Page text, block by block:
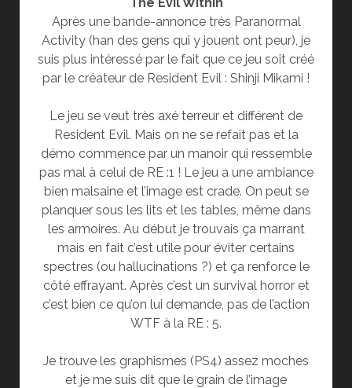
Après une bande-annonce très Paranormal
Activity (han des gens qui y jouent ont peur), je
suis plus intéressé par le fait que ce jeu soit créé
par le créateur de Resident Evil : Shinji Mikami !
Le jeu se veut très axé terreur et différent de
Resident Evil. Mais on ne se refait pas et la
démo commence par un manoir qui ressemble
pas mal à celui de RE :1 ! Le jeu a une ambiance
bien malsaine et l’image est crade. On peut se
planquer sous les lits et les tables, même dans
les armoires. Au début je trouvais ça marrant
mais en fait c’est utile pour éviter certains
spectres (ou hallucinations ?) et ça renforce le
côté effrayant. Après c’est un survival horror et
c’est bien ce qu’on lui demande, pas de l’action
WTF à la RE : 5.
Je trouve les graphismes (PS4) assez moches
et je me suis dit que le grain de l’image